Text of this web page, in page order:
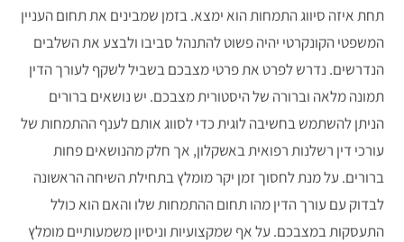
תחת איזה סיווג התמחות הוא ימצא. בזמן שמבינים את תחום העניין
המשפטי הקונקרטי יהיה פשוט להתנהל סביבו ולבצע את השלבים
הנדרשים. נדרש לפרט את פרטי מצבכם בשביל לשקף לעורך הדין
תמונה מלאה וברורה של היסטורית מצבכם. יש נושאים ברורים
הניתן להשתמש בחשיבה לוגית כדי לסווג אותם לענף ההתמחות של
עורכי דין רשלנות רפואית באשקלון, אך חלק מהנושאים פחות
ברורים. על מנת לחסוך זמן יקר מומלץ בתחילת השיחה הראשונה
לבדוק עם עורך הדין מהו תחום ההתמחות שלו והאם הוא כולל
התעסקות במצבכם. על אף שמקצועיות וניסיון משמעותיים מומלץ